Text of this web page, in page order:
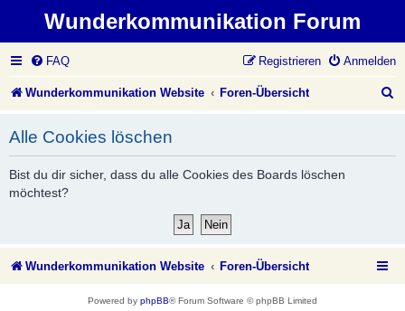
Wunderkommunikation Forum
FAQ Anmelden
Registrieren
Wunderkommunikation Website Foren-Übersicht
Alle Cookies löschen
Bist du dir sicher, dass du alle Cookies des Boards löschen
möchtest?
Wunderkommunikation Website Foren-Übersicht
Powered by phpBB® Forum Software © phpBB Limited